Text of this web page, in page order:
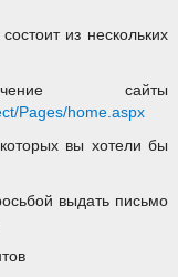
из нескольких
сайты
Pages/home.aspx
вы хотели бы
выдать письмо